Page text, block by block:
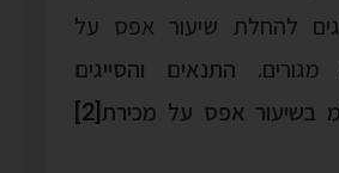
להחלת שיעור אפס על
התנאים והסייגים
בשיעור אפס על מכירת[2]